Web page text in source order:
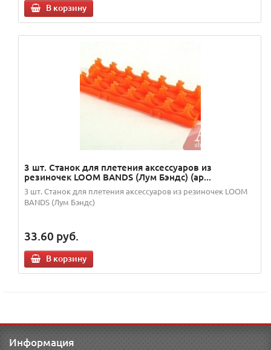
В корзину
3 шт. Станок для плетения аксессуаров из
резиночек LOOM BANDS (Лум Бэндс) (ар...
3 шт. Станок для плетения аксессуаров из резиночек LOOM
BANDS (Лум Бэндс)
33.60 руб.
В корзину
Информация